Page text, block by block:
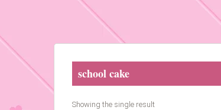
school cake
Showing the single result